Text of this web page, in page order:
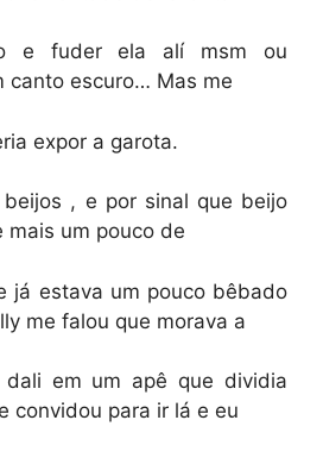
e fuder ela alí msm ou
canto escuro… Mas me
expor a garota.
beijos , e por sinal que beijo
mais um pouco de
já estava um pouco bêbado
me falou que morava a
dali em um apê que dividia
convidou para ir lá e eu